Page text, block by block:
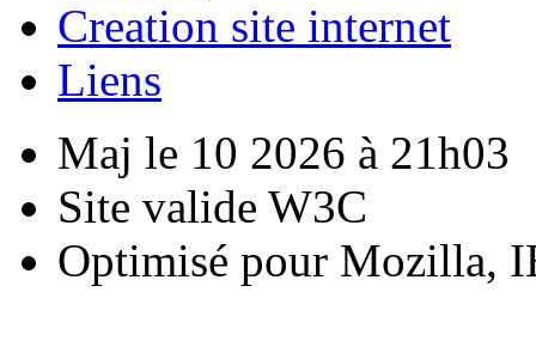
Creation site internet
Liens
Maj le 10 2026 à 21h03
Site valide W3C
Optimisé pour Mozilla,